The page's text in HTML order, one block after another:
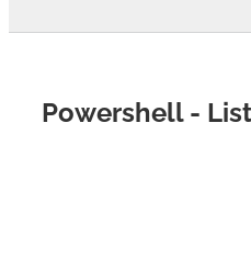
Powershell -